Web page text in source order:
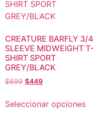
CREATURE BARFLY 3/4
SLEEVE MIDWEIGHT T-
SHIRT SPORT
GREY/BLACK
$699 $449
Seleccionar opciones